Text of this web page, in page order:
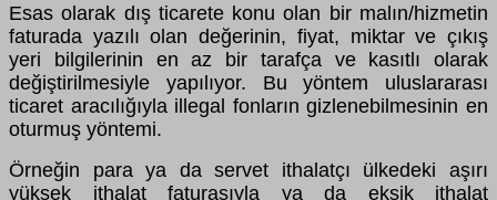
Esas olarak dış ticarete konu olan bir malın/hizmetin
faturada yazılı olan değerinin, fiyat, miktar ve çıkış
yeri bilgilerinin en az bir tarafça ve kasıtlı olarak
değiştirilmesiyle yapılıyor. Bu yöntem uluslararası
ticaret aracılığıyla illegal fonların gizlenebilmesinin en
oturmuş yöntemi.
Örneğin para ya da servet ithalatçı ülkedeki aşırı
yüksek ithalat faturasıyla ya da eksik ithalat